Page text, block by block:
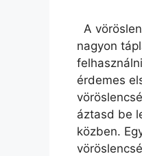
A
nagyon
érdemes
áztasd be
közben.